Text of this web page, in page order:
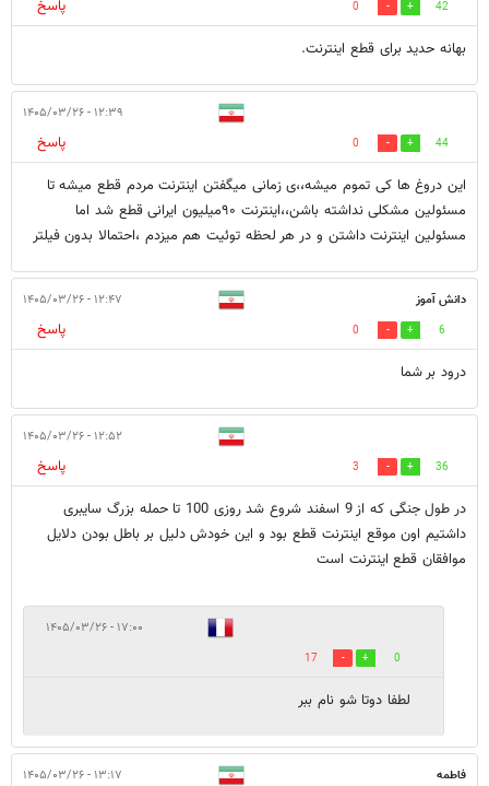
42
0
پاسخ
بهانه حدید برای قطع اینترنت.
۱۲:۳۹ - ۱۴۰۵/۰۳/۲۶
44
0
پاسخ
این دروغ ها کی تموم میشه،،ی زمانی میگفتن اینترنت مردم قطع میشه تا
مسئولین مشکلی نداشته باشن،،اینترنت ۹۰میلیون ایرانی قطع شد اما
مسئولین اینترنت داشتن و در هر لحظه توئیت هم میزدم ،احتمالا بدون فیلتر
دانش آموز ۱۲:۴۷ - ۱۴۰۵/۰۳/۲۶
6
0
پاسخ
درود بر شما
۱۲:۵۲ - ۱۴۰۵/۰۳/۲۶
36
3
پاسخ
در طول جنگی که از 9 اسفند شروع شد روزی 100 تا حمله بزرگ سایبری
داشتیم اون موقع اینترنت قطع بود و این خودش دلیل بر باطل بودن دلایل
موافقان قطع اینترنت است
۱۷:۰۰ - ۱۴۰۵/۰۳/۲۶
0
17
لطفا دوتا شو نام ببر
فاطمه ۱۳:۱۷ - ۱۴۰۵/۰۳/۲۶